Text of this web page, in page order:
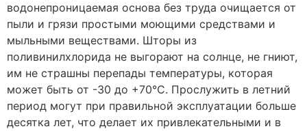
водонепроницаемая основа без труда очищается от
пыли и грязи простыми моющими средствами и
мыльными веществами. Шторы из
поливинилхлорида не выгорают на солнце, не гниют,
им не страшны перепады температуры, которая
может быть от -30 до +70°С. Прослужить в летний
период могут при правильной эксплуатации больше
десятка лет, что делает их привлекательными и в